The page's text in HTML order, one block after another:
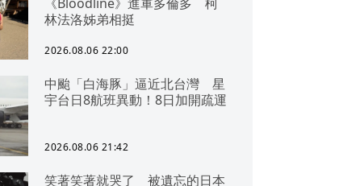
林法洛姊弟相挺
2026.08.06 22:00
中颱「白海豚」逼近北台灣 星
宇台日8航班異動！8日加開疏運
2026.08.06 21:42
笑著笑著就哭了 被遺忘的日本